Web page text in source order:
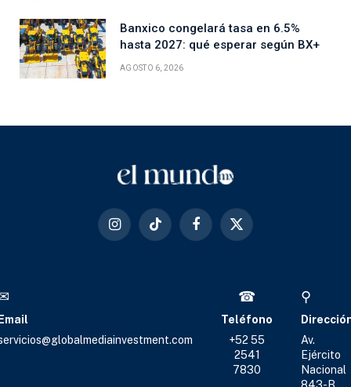
Banxico congelará tasa en 6.5%
hasta 2027: qué esperar según BX+
AGOSTO 6, 2026
InstagramTikTok Facebook
X
☎
Teléfono
+52 55
2541
7830
⚲
Av.
Ejército
Nacional
843-B,